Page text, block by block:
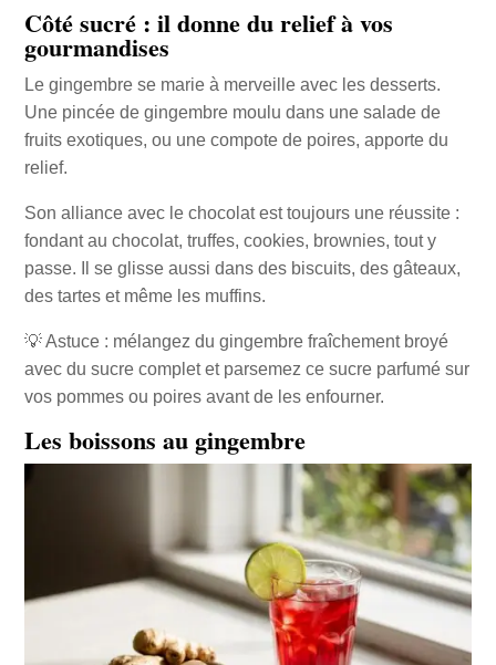
Côté sucré : il donne du relief à vos
gourmandises
Le gingembre se marie à merveille avec les desserts.
Une pincée de gingembre moulu dans une salade de
fruits exotiques, ou une compote de poires, apporte du
relief.
Son alliance avec le chocolat est toujours une réussite :
fondant au chocolat, truffes, cookies, brownies, tout y
passe. Il se glisse aussi dans des biscuits, des gâteaux,
des tartes et même les muffins.
💡 Astuce : mélangez du gingembre fraîchement broyé
avec du sucre complet et parsemez ce sucre parfumé sur
vos pommes ou poires avant de les enfourner.
Les boissons au gingembre